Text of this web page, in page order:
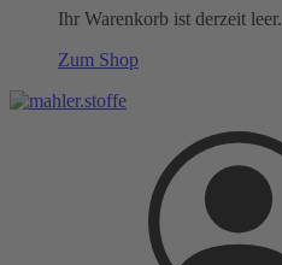
Ihr Warenkorb ist derzeit leer.
Zum Shop